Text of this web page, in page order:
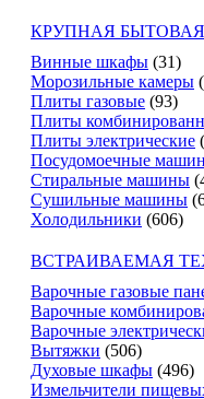
КРУПНАЯ
Винные шкафы (31)
Морозильные камеры
Плиты газовые (93)
Плиты
Плиты электрические
Посудомоечные
Стиральные машины
Сушильные машины
Холодильники (606)
ВСТРАИВАЕМАЯ
Варочные газовые
Варочные
Варочные
Вытяжки (506)
Духовые шкафы (496)
Измельчители